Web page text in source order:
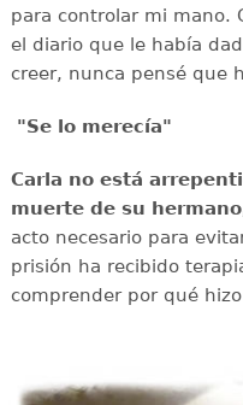
para controlar mi mano.
el diario que le había
creer, nunca pensé que
"Se lo merecía"
Carla no está
muerte de su
acto necesario para
prisión ha recibido
comprender por qué